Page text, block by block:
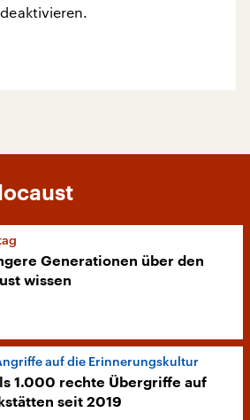
Generationen über den
wissen
auf die Erinnerungskultur
1.000 rechte Übergriffe auf
seit 2019